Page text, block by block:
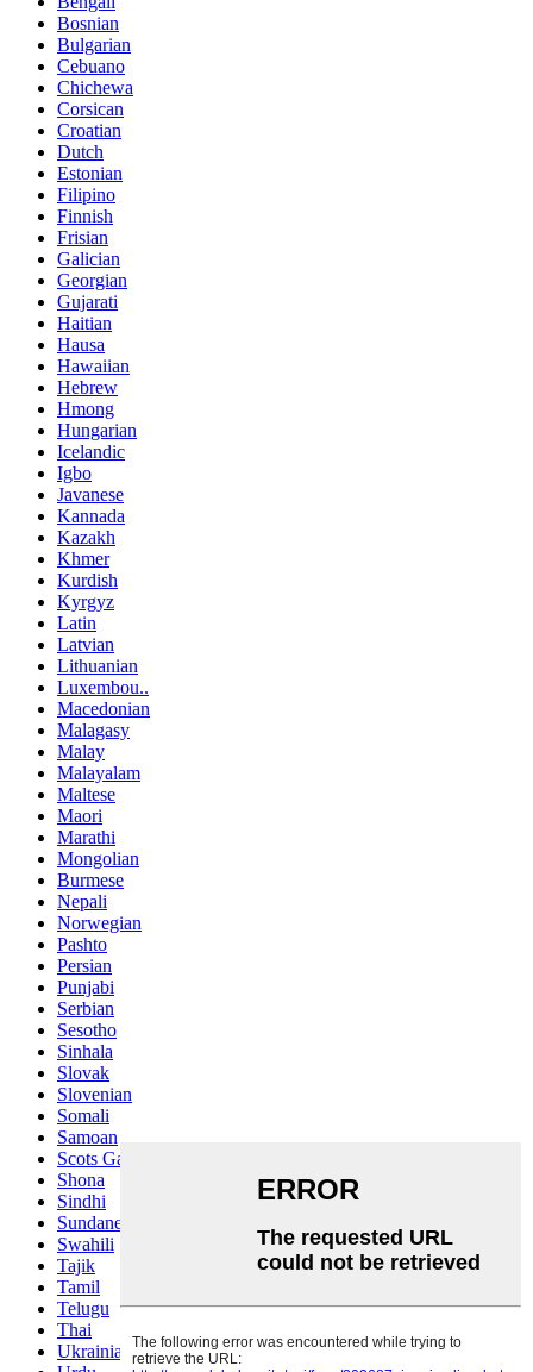
Bosnian
Bulgarian
Cebuano
Chichewa
Corsican
Croatian
Dutch
Estonian
Filipino
Finnish
Frisian
Galician
Georgian
Gujarati
Haitian
Hausa
Hawaiian
Hebrew
Hmong
Hungarian
Icelandic
Igbo
Javanese
Kannada
Kazakh
Khmer
Kurdish
Kyrgyz
Latin
Latvian
Lithuanian
Luxembou..
Macedonian
Malagasy
Malay
Malayalam
Maltese
Maori
Marathi
Mongolian
Burmese
Nepali
Norwegian
Pashto
Persian
Punjabi
Serbian
Sesotho
Sinhala
Slovak
Slovenian
Somali
Samoan
Scots Gaelic
Shona
Sindhi
Sundanese
Swahili
Tajik
Tamil
Telugu
Thai
Ukrainian